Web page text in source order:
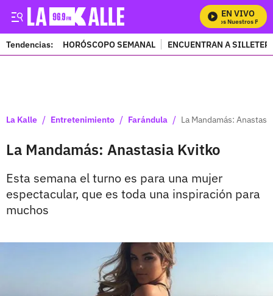
EN VIVO
Mira Todos Nuestros
Tendencias: HORÓSCOPO SEMANAL ENCUENTRAN A
La Kalle / Entretenimiento / Farándula / La Mandamás:
La Mandamás: Anastasia Kvitko
Esta semana el turno es para una mujer
espectacular, que es toda una inspiración para
muchos